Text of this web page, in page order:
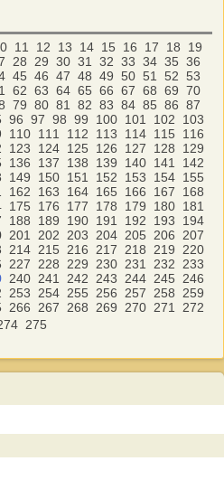
11 12 13 14 15 16 17 18
19
28 29 30 31 32 33 34 35 36
45 46 47 48 49 50 51 52 53
62 63 64 65 66 67 68 69 70
79 80 81 82 83 84 85 86 87
96 97 98 99 100 101 102
103
110 111 112 113 114 115
116
123 124 125 126 127 128
129
136 137 138 139 140 141
142
149 150 151 152 153 154 155
162 163 164 165 166 167
168
175 176 177 178 179 180 181
188 189 190 191 192 193
194
201 202 203 204 205 206
207
214 215 216 217 218 219
220
227 228 229 230 231 232
233
240 241 242 243 244 245
246
253 254 255 256 257 258
259
266 267 268 269 270 271
272
275